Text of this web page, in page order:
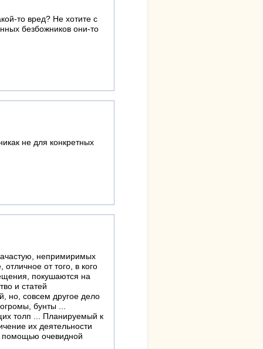
то вред? Не хотите с
безбожников они-то
не для конкретных
непримиримых
от того, в кого
покушаются на
и статей
но, совсем другое дело
бунты ...
толп ... Планируемый к
их деятельности
помощью очевидной